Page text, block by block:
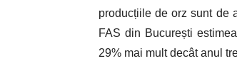
producțiile de orz sunt de
FAS din București
29% mai mult decât anul